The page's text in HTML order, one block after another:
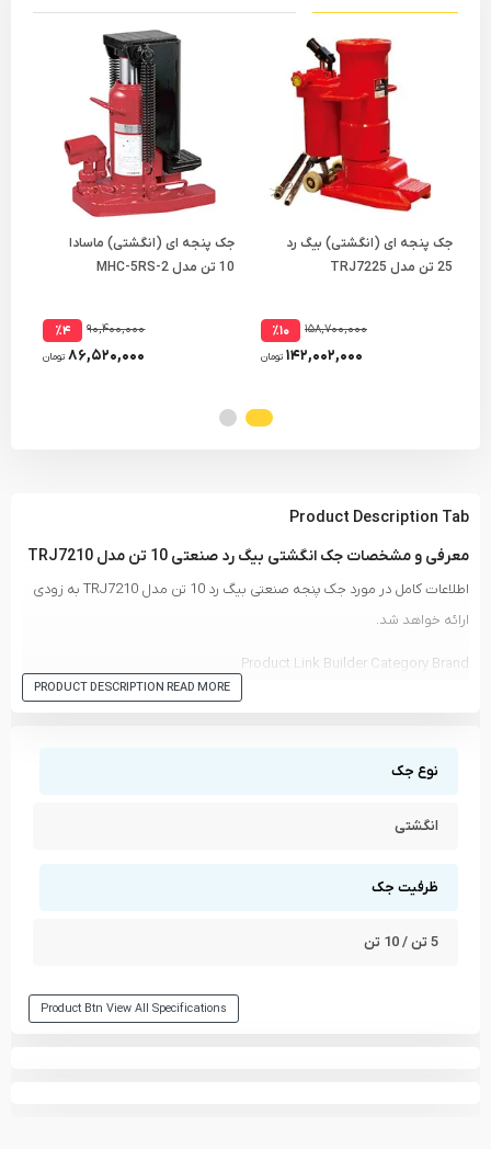
جک پنجه ای (انگشتی) بیگ رد
25 تن مدل TRJ7225
۱۵۸,۷۰۰,۰۰۰ ٪۱۰
۱۴۲,۰۰۲,۰۰۰ تومان
جک پنجه ای (انگشتی) ماسادا
10 تن مدل MHC-5RS-2
۹۰,۴۰۰,۰۰۰ ٪۴
۸۶,۵۲۰,۰۰۰ تومان
Product Description Tab
معرفی و مشخصات جک انگشتی بیگ رد صنعتی 10 تن مدل TRJ7210
اطلاعات کامل در مورد جک پنجه صنعتی بیگ رد 10 تن مدل TRJ7210 به زودی
ارائه خواهد شد.
Product Link Builder Category Brand
PRODUCT DESCRIPTION READ MORE
نوع جک
انگشتی
ظرفیت جک
5 تن / 10 تن
Product Btn View All Specifications